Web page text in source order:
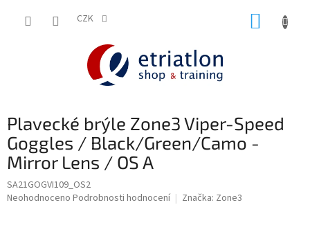
CZK
Plavecké brýle Zone3 Viper-Speed
Goggles / Black/Green/Camo -
Mirror Lens / OS A
SA21GOGVI109_OS2
Průměrné
Neohodnoceno Podrobnosti hodnocení Značka: Zone3
shop.etriatlon.cz - Chat